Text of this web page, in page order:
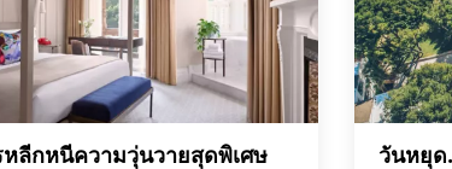
ลีกหนีความวุ่นวายสุดพิเศษ วันหยุด